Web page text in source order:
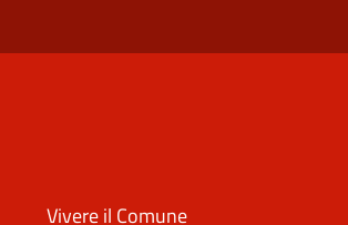
Vivere il Comune